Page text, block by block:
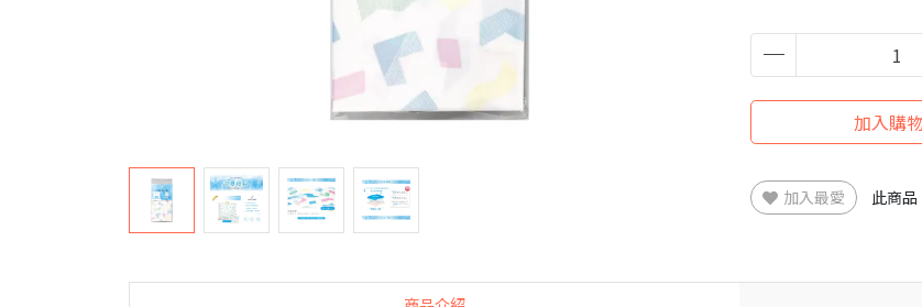
加入購
加入最愛 此商